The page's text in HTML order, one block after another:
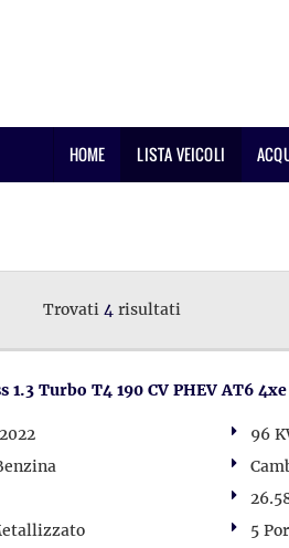
HOME LISTA VEICOLI
Trovati 4risultati
1.3 Turbo T4 190 CV PHEV AT6
96
5